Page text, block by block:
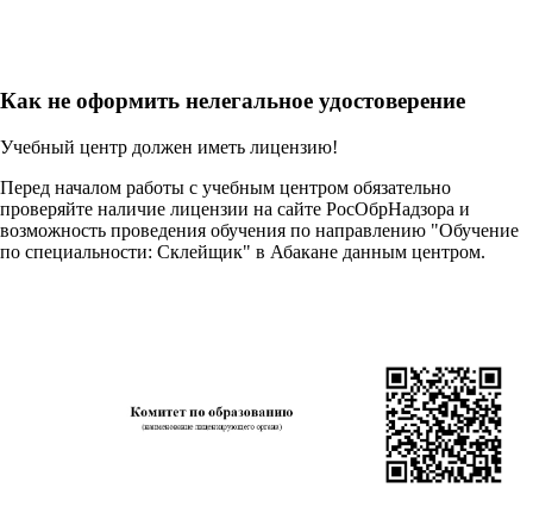
Как не оформить нелегальное удостоверение
Учебный центр должен иметь лицензию!
Перед началом работы с учебным центром обязательно
проверяйте наличие лицензии на сайте РосОбрНадзора и
возможность проведения обучения по направлению "Обучение
по специальности: Склейщик" в Абакане данным центром.